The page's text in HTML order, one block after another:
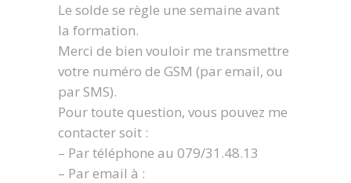
Le solde se règle une semaine avant
la formation.
Merci de bien vouloir me transmettre
votre numéro de GSM (par email, ou
par SMS).
Pour toute question, vous pouvez me
contacter soit :
– Par téléphone au 079/31.48.13
– Par email à :